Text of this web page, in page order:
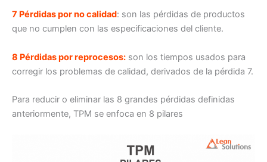
7 Pérdidas por no calidad: son las pérdidas de productos
que no cumplen con las especificaciones del cliente.
8 Pérdidas por reprocesos: son los tiempos usados para
corregir los problemas de calidad, derivados de la pérdida 7.
Para reducir o eliminar las 8 grandes pérdidas definidas
anteriormente, TPM se enfoca en 8 pilares